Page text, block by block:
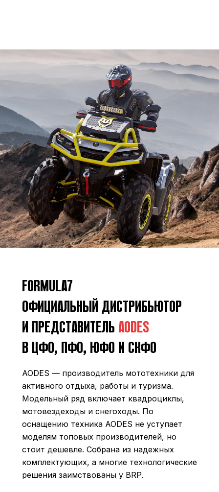
FORMULA7
ОФИЦИАЛЬНЫЙ ДИСТРИБЬЮТОР
И ПРЕДСТАВИТЕЛЬ AODES
В ЦФО, ПФО, ЮФО И СКФО
AODES — производитель мототехники для
активного отдыха, работы и туризма.
Модельный ряд включает квадроциклы,
мотовездеходы и снегоходы. По
оснащению техника AODES не уступает
моделям топовых производителей, но
стоит дешевле. Собрана из надежных
комплектующих, а многие технологические
решения заимствованы у BRP.